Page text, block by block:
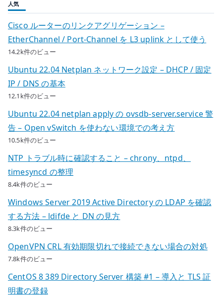
人気
Cisco ルーターのリンクアグリゲーション –
EtherChannel / Port-Channel を L3 uplink として使う
14.2k件のビュー
Ubuntu 22.04 Netplan ネットワーク設定 – DHCP / 固定
IP / DNS の基本
12.1k件のビュー
Ubuntu 22.04 netplan apply の ovsdb-server.service 警
告 – Open vSwitch を使わない環境での考え方
10.5k件のビュー
NTP トラブル時に確認すること – chrony、ntpd、
timesyncd の整理
8.4k件のビュー
Windows Server 2019 Active Directory の LDAP を確認
する方法 – ldifde と DN の見方
8.3k件のビュー
OpenVPN CRL 有効期限切れで接続できない場合の対処
7.8k件のビュー
CentOS 8 389 Directory Server 構築 #1 – 導入と TLS 証
明書の登録